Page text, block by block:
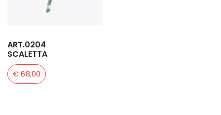
ART.0204
SCALETTA
€ 68,00